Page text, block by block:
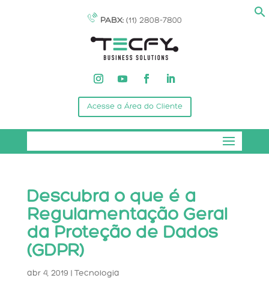
PABX: (11) 2808-7800
Acesse a Área do Cliente
Descubra o que é a
Regulamentação Geral
da Proteção de Dados
(GDPR)
abr 4, 2019 | Tecnologia